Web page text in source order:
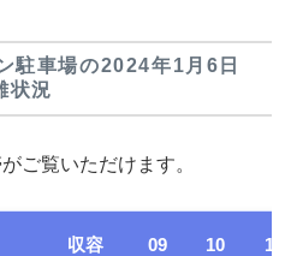
駐車場の2024年1月6日
状況
ご覧いただけます。
収容 09 10 11